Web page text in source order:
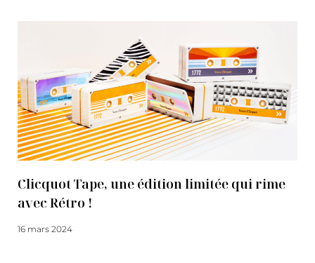
Clicquot Tape, une édition limitée qui rime
avec Rétro !
16 mars 2024